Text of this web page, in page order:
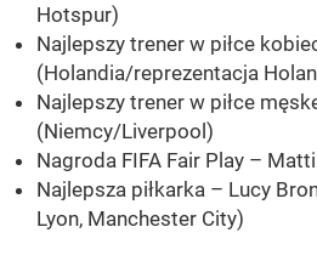
Hotspur)
Najlepszy trener w piłce
(Holandia/reprezentacja
Najlepszy trener w piłce
(Niemcy/Liverpool)
Nagroda FIFA Fair Play –
Najlepsza piłkarka – Lucy
Lyon, Manchester City)